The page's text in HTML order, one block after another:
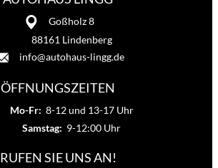
Goßholz 8
88161 Lindenberg
info@autohaus-lingg.de
ÖFFNUNGSZEITEN
Mo-Fr: 8-12 und 13-17 Uhr
Samstag: 9-12:00 Uhr
RUFEN SIE UNS AN!